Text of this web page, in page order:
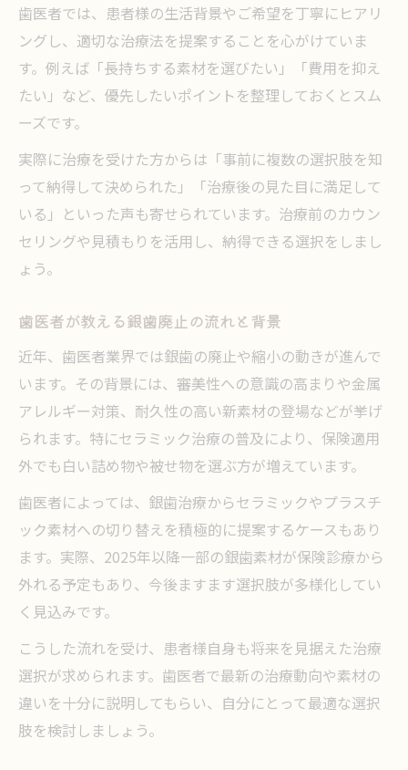
歯医者では、患者様の生活背景やご希望を丁寧にヒアリ
ングし、適切な治療法を提案することを心がけていま
す。例えば「長持ちする素材を選びたい」「費用を抑え
たい」など、優先したいポイントを整理しておくとスム
ーズです。
実際に治療を受けた方からは「事前に複数の選択肢を知
って納得して決められた」「治療後の見た目に満足して
いる」といった声も寄せられています。治療前のカウン
セリングや見積もりを活用し、納得できる選択をしまし
ょう。
歯医者が教える銀歯廃止の流れと背景
近年、歯医者業界では銀歯の廃止や縮小の動きが進んで
います。その背景には、審美性への意識の高まりや金属
アレルギー対策、耐久性の高い新素材の登場などが挙げ
られます。特にセラミック治療の普及により、保険適用
外でも白い詰め物や被せ物を選ぶ方が増えています。
歯医者によっては、銀歯治療からセラミックやプラスチ
ック素材への切り替えを積極的に提案するケースもあり
ます。実際、2025年以降一部の銀歯素材が保険診療から
外れる予定もあり、今後ますます選択肢が多様化してい
く見込みです。
こうした流れを受け、患者様自身も将来を見据えた治療
選択が求められます。歯医者で最新の治療動向や素材の
違いを十分に説明してもらい、自分にとって最適な選択
肢を検討しましょう。